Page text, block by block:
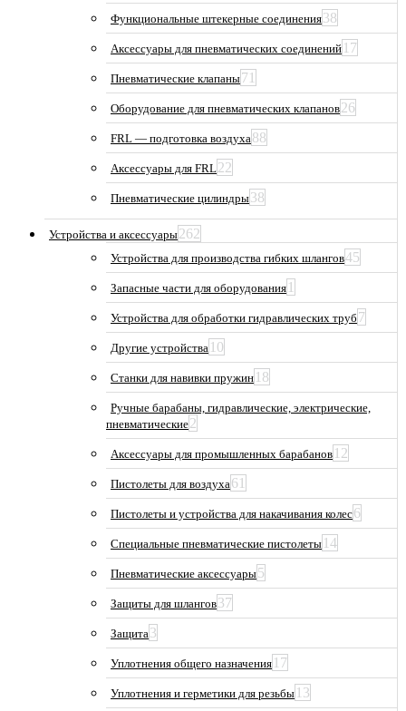
Функциональные штекерные соединения38
Аксессуары для пневматических соединений 17
Пневматические клапаны71
Оборудование для пневматических клапанов26
FRL — подготовка воздуха88
Аксессуары для FRL22
Пневматические цилиндры38
Устройства и аксессуары262
Устройства для производства гибких шлангов45
Запасные части для оборудования 1
Устройства для обработки гидравлических труб 7
Другие устройства 10
Станки для навивки пружин 18
Ручные барабаны, гидравлические, электрические,
пневматические2
Аксессуары для промышленных барабанов 12
Пистолеты для воздуха61
Пистолеты и устройства для накачивания колес6
Специальные пневматические пистолеты 14
Пневматические аксессуары5
Защиты для шлангов37
Защита3
Уплотнения общего назначения 17
Уплотнения и герметики для резьбы 13